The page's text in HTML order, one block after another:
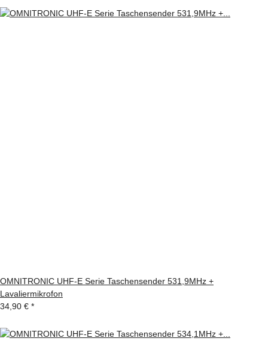
OMNITRONIC UHF-E Serie Taschensender 531,9MHz +
Lavaliermikrofon
34,90 € *